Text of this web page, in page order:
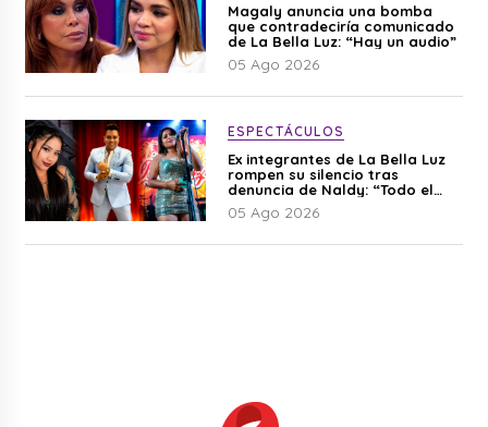
Magaly anuncia una bomba
que contradeciría comunicado
de La Bella Luz: “Hay un audio”
05 Ago 2026
ESPECTÁCULOS
Ex integrantes de La Bella Luz
rompen su silencio tras
denuncia de Naldy: “Todo el
mundo lo sabía”
05 Ago 2026